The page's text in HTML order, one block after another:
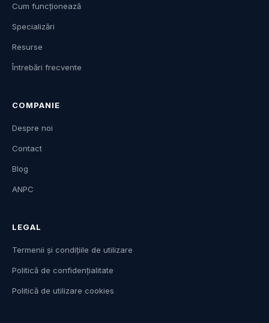
Cum funcționează
Specializări
Resurse
Întrebări frecvente
COMPANIE
Despre noi
Contact
Blog
ANPC
LEGAL
Termenii și condițiile de utilizare
Politică de confidențialitate
Politică de utilizare cookies